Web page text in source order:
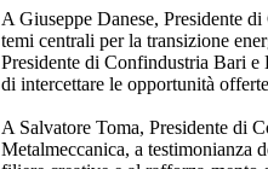
A Giuseppe Danese, Presidente
temi centrali per la transizione
Presidente di Confindustria Bari
di intercettare le opportunità
A Salvatore Toma, Presidente di
Metalmeccanica, a testimonianza